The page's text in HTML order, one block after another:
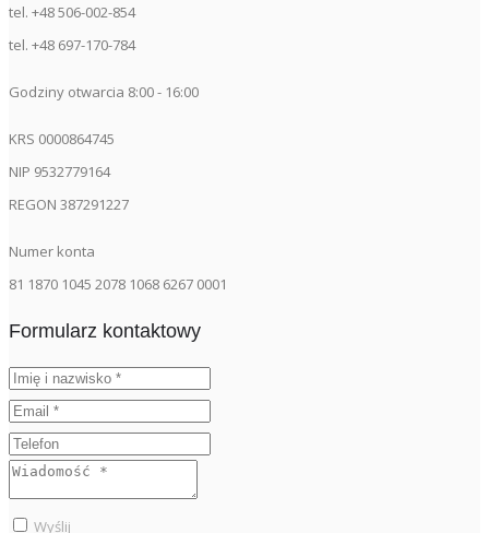
tel. +48 506-002-854
tel. +48 697-170-784
Godziny otwarcia 8:00 - 16:00
KRS 0000864745
NIP 9532779164
REGON 387291227
Numer konta
81 1870 1045 2078 1068 6267 0001
Formularz kontaktowy
Wyślij